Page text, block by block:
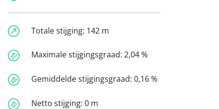
Totale stijging: 142 m
Maximale stijgingsgraad: 2,04 %
Gemiddelde stijgingsgraad: 0,16 %
Netto stijging: 0 m